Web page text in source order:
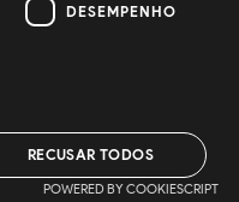
DESEMPENHO
RECUSAR TODOS
POWERED BY COOKIESCRIPT